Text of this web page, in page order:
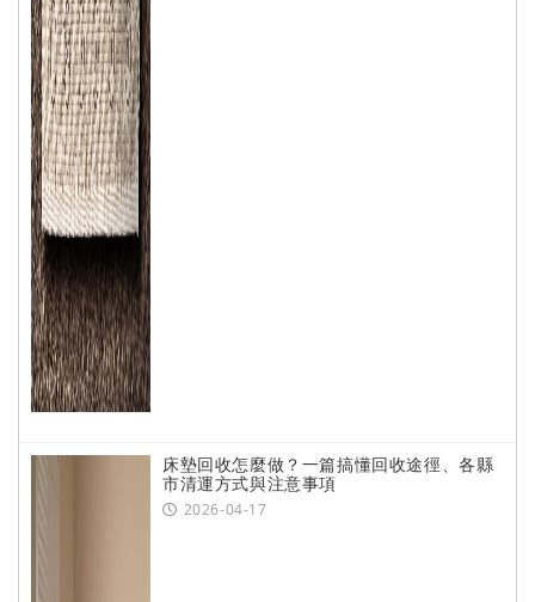
床墊回收怎麼做？一篇搞懂回收途徑、各縣
市清運方式與注意事項
2026-04-17